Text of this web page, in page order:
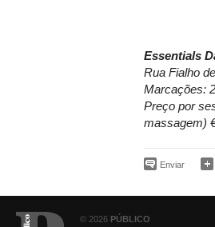
Essentials
Rua Fialho
Marcações:
Preço por
massagem)
Enviar
© 2026 PÚBLICO